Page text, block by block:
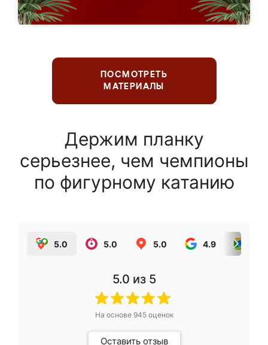
ПОСМОТРЕТЬ
МАТЕРИАЛЫ
Держим планку
серьезнее, чем чемпионы
по фигурному катанию
5.0 5.0 5.0 4.9
5.0 из 5
На основе 945оценок
Оставить отзыв